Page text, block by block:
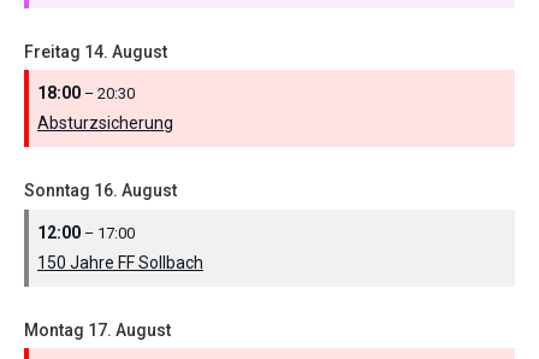
Freitag 14. August
18:00 – 20:30
Absturzsicherung
Sonntag 16. August
12:00 – 17:00
150 Jahre FF Sollbach
Montag 17. August